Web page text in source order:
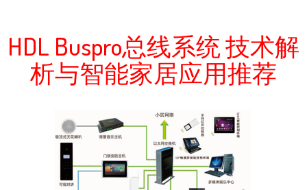
HDL Buspro总线系统 技术解
析与智能家居应用推荐